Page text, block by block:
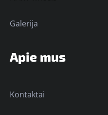
Galerija
Apie mus
Kontaktai